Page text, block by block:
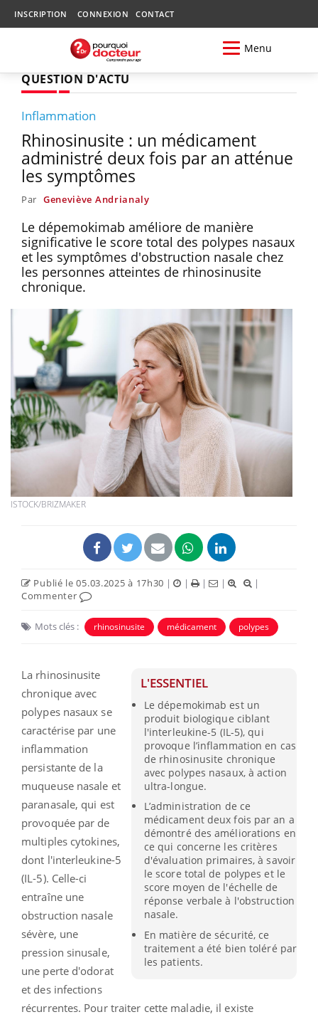
INSCRIPTION CONNEXION CONTACT
Menu
QUESTION D'ACTU
Inflammation
Rhinosinusite : un médicament
administré deux fois par an atténue
les symptômes
Par Geneviève Andrianaly
Le dépemokimab améliore de manière
significative le score total des polypes nasaux
et les symptômes d'obstruction nasale chez
les personnes atteintes de rhinosinusite
chronique.
ISTOCK/BRIZMAKER
Publié le 05.03.2025 à 17h30 | | | |
|
Commenter
Mots clés : rhinosinusite médicament polypes
L'ESSENTIEL
Le dépemokimab est un
produit biologique ciblant
l'interleukine-5 (IL-5), qui
provoque l’inflammation en cas
de rhinosinusite chronique
avec polypes nasaux, à action
ultra-longue.
L’administration de ce
médicament deux fois par an a
démontré des améliorations en
ce qui concerne les critères
d'évaluation primaires, à savoir
le score total de polypes et le
score moyen de l'échelle de
réponse verbale à l'obstruction
nasale.
En matière de sécurité, ce
traitement a été bien toléré par
les patients.
La rhinosinusite
chronique avec
polypes nasaux se
caractérise par une
inflammation
persistante de la
muqueuse nasale et
paranasale, qui est
provoquée par de
multiples cytokines,
dont l'interleukine-5
(IL-5). Celle-ci
entraîne une
obstruction nasale
sévère, une
pression sinusale,
une perte d'odorat
et des infections
récurrentes. Pour traiter cette maladie, il existe